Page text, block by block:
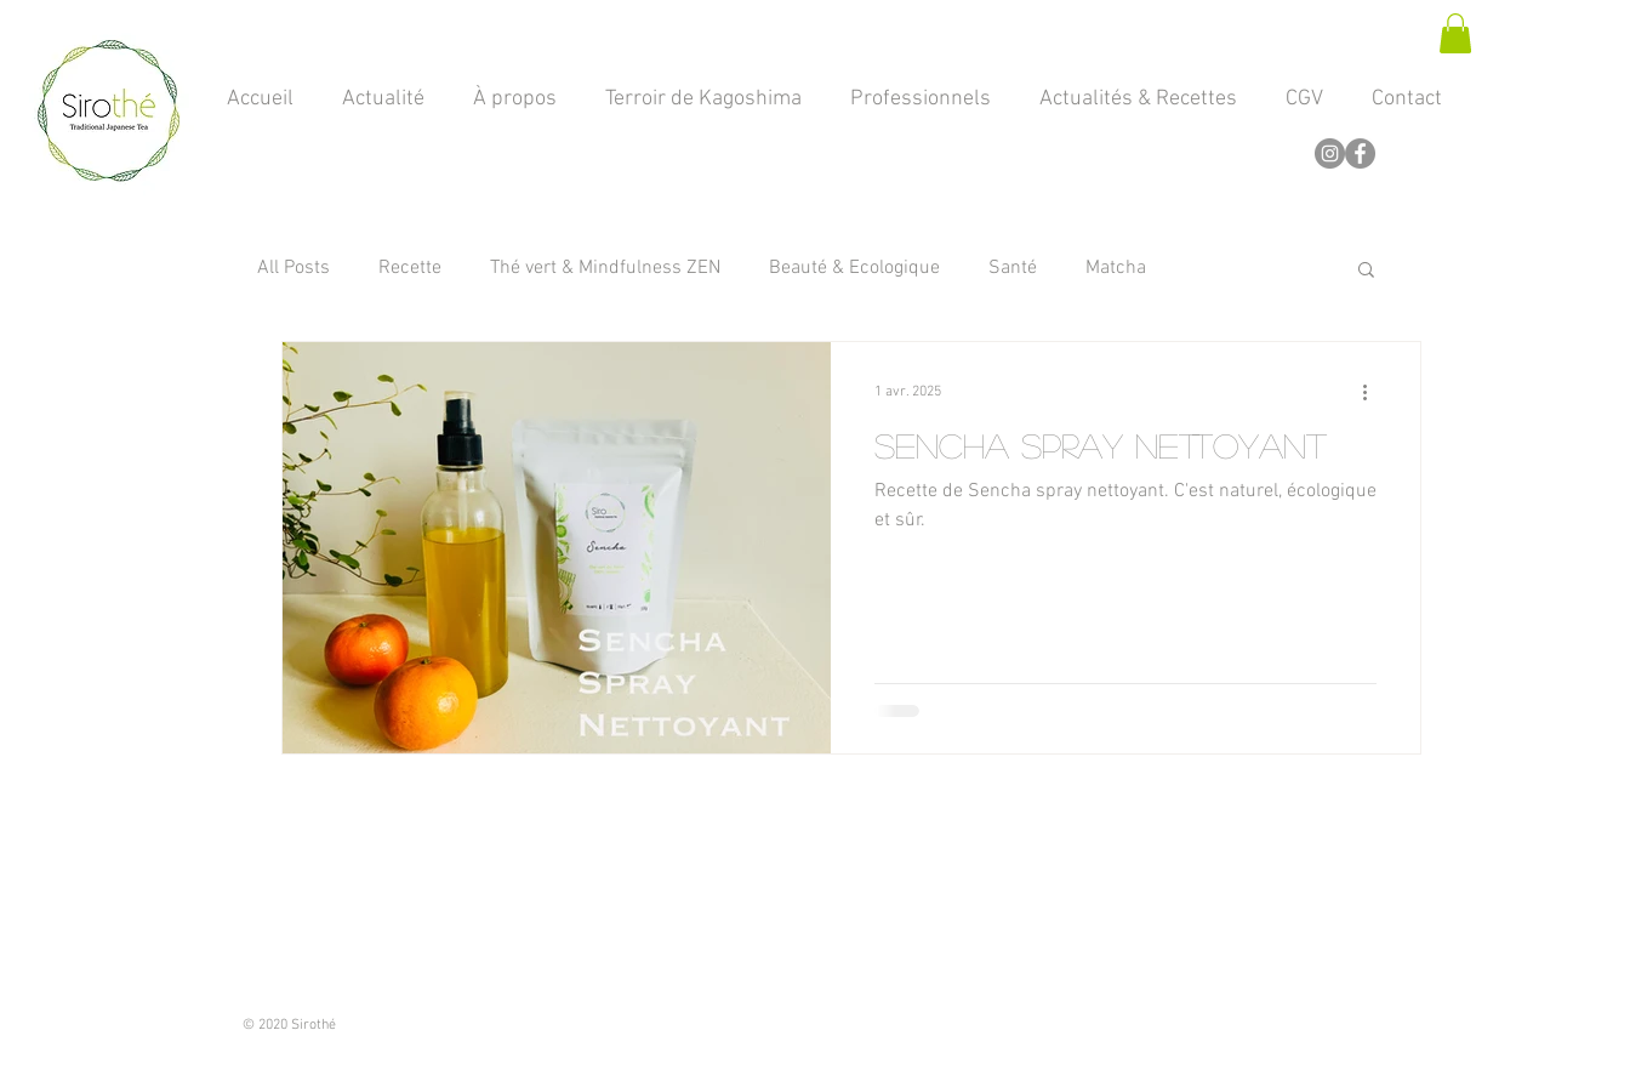
Accueil Actualité À propos Terroir de Kagoshima Professionnels Actualités & Recettes CGV Contact
All Posts Recette Thé vert & Mindfulness ZEN Beauté & Ecologique Santé Matcha
Sencha Spray Nettoyant
Recette de Sencha spray nettoyant. C'est naturel, écologique
et sûr.
1 avr. 2025
© 2020 Sirothé